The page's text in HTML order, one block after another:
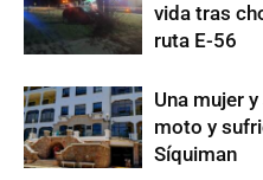
vida tras
ruta E-56
Una mujer
moto y
Síquiman